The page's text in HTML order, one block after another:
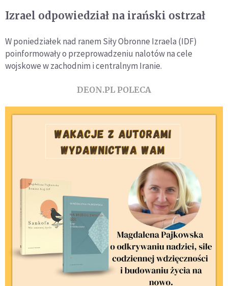
Izrael odpowiedział na irański ostrzał
W poniedziałek nad ranem Siły Obronne Izraela (IDF)
poinformowały o przeprowadzeniu nalotów na cele
wojskowe w zachodnim i centralnym Iranie.
DEON.PL POLECA